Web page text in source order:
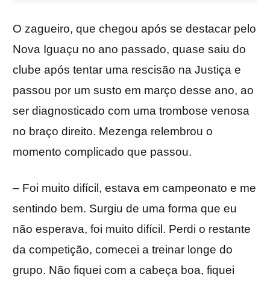
O zagueiro, que chegou após se destacar pelo
Nova Iguaçu no ano passado, quase saiu do
clube após tentar uma rescisão na Justiça e
passou por um susto em março desse ano, ao
ser diagnosticado com uma trombose venosa
no braço direito. Mezenga relembrou o
momento complicado que passou.
– Foi muito difícil, estava em campeonato e me
sentindo bem. Surgiu de uma forma que eu
não esperava, foi muito difícil. Perdi o restante
da competição, comecei a treinar longe do
grupo. Não fiquei com a cabeça boa, fiquei